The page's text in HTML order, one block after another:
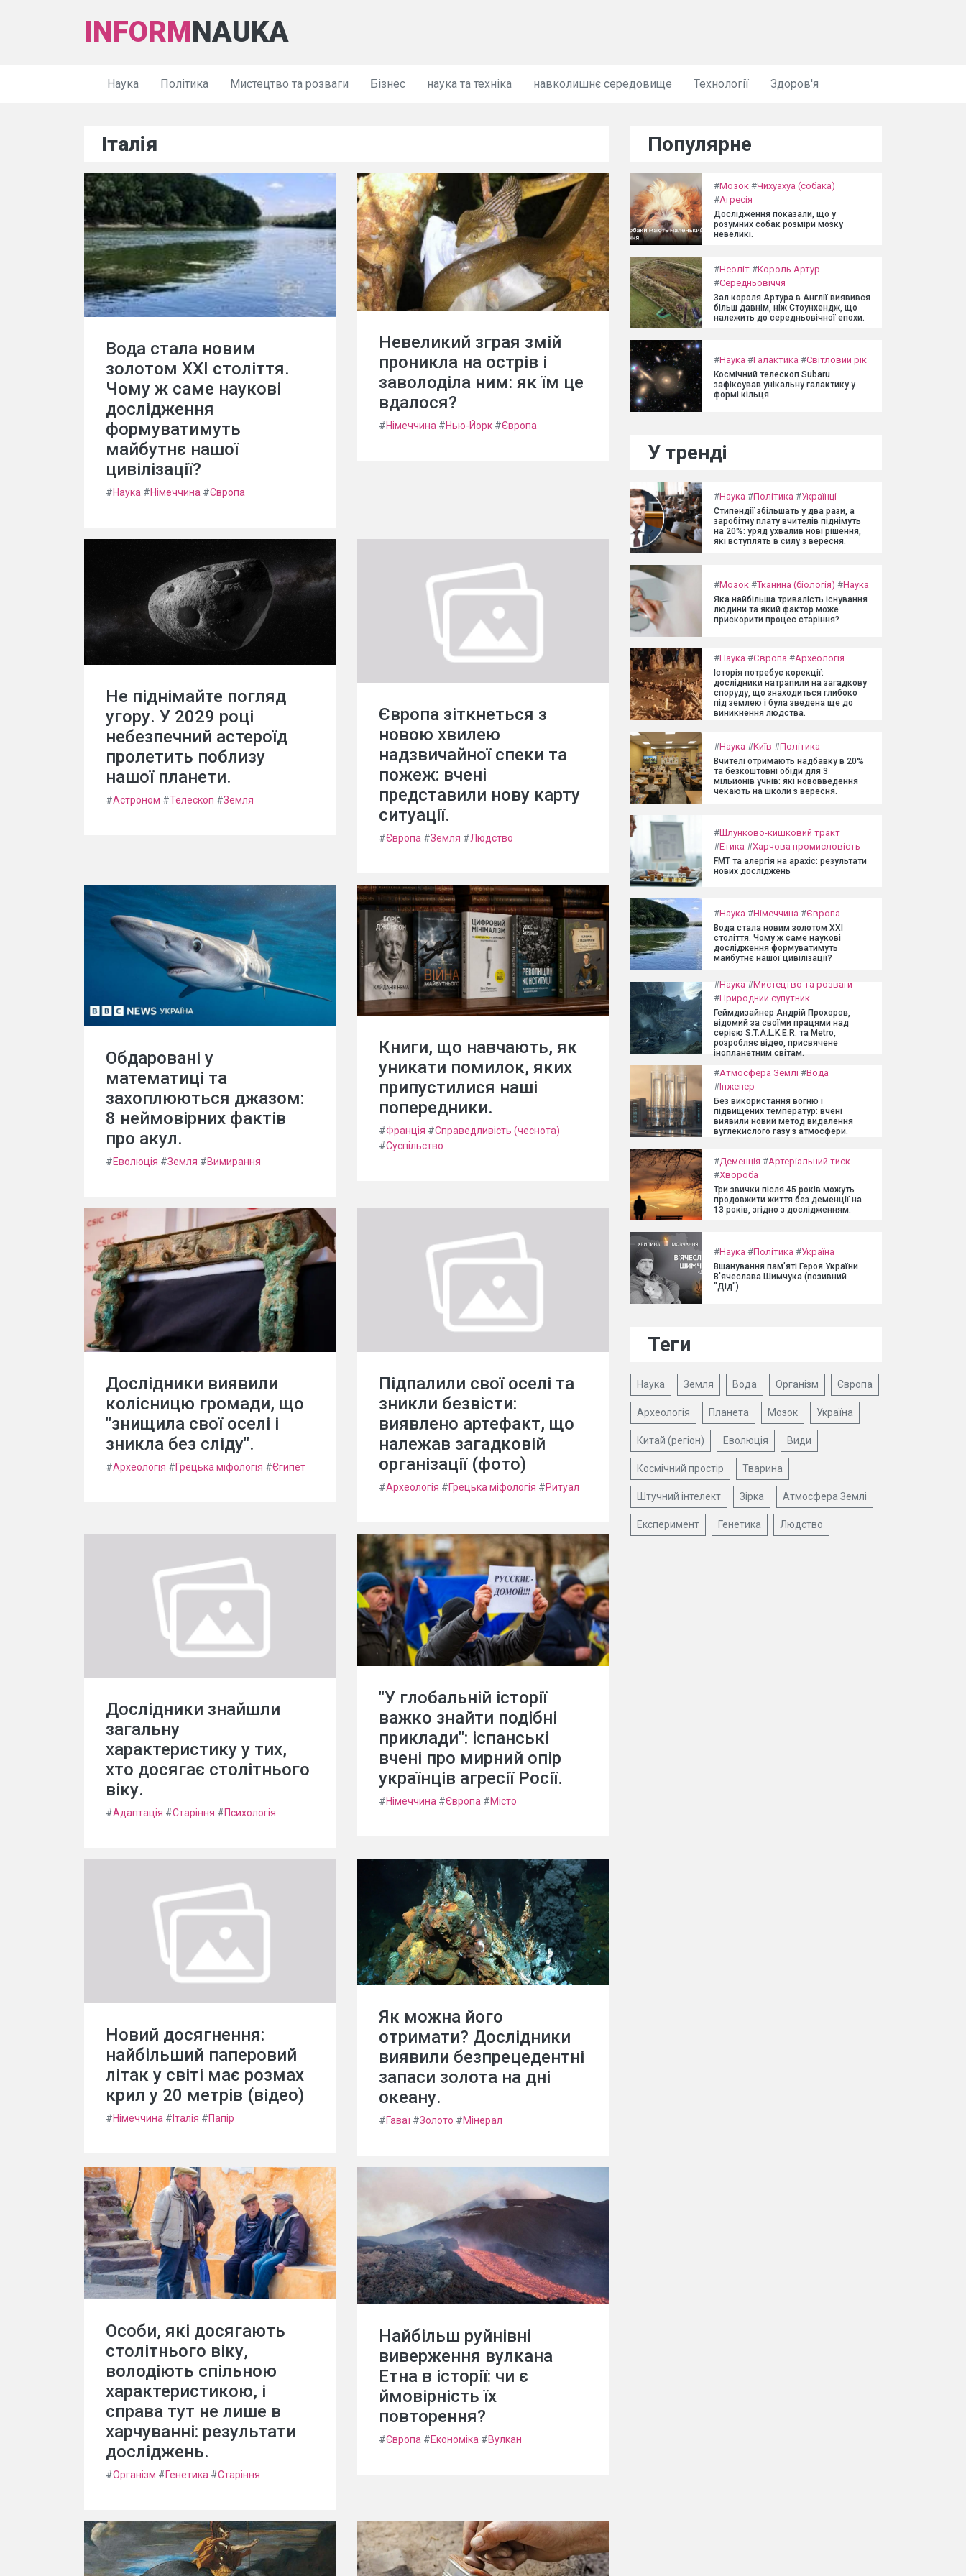
INFORMNAUKA
Наука Політика Мистецтво та розваги Бізнес наука та техніка навколишнє середовище Технології Здоров'я
Італія
Вода стала новим
золотом XXI століття.
Чому ж саме наукові
дослідження
формуватимуть
майбутнє нашої
цивілізації?
#Наука #Німеччина #Європа
Невеликий зграя змій
проникла на острів і
заволоділа ним: як їм це
вдалося?
#Німеччина #Нью-Йорк #Європа
Не піднімайте погляд
угору. У 2029 році
небезпечний астероїд
пролетить поблизу
нашої планети.
#Астроном #Телескоп #Земля
Європа зіткнеться з
новою хвилею
надзвичайної спеки та
пожеж: вчені
представили нову карту
ситуації.
#Європа #Земля #Людство
Обдаровані у
математиці та
захоплюються джазом:
8 неймовірних фактів
про акул.
#Еволюція #Земля #Вимирання
Книги, що навчають, як
уникати помилок, яких
припустилися наші
попередники.
#Франція #Справедливість (чеснота)
#Суспільство
Дослідники виявили
колісницю громади, що
"знищила свої оселі і
зникла без сліду".
#Археологія #Грецька міфологія #Єгипет
Підпалили свої оселі та
зникли безвісти:
виявлено артефакт, що
належав загадковій
організації (фото)
#Археологія #Грецька міфологія #Ритуал
Дослідники знайшли
загальну
характеристику у тих,
хто досягає столітнього
віку.
#Адаптація #Старіння #Психологія
"У глобальній історії
важко знайти подібні
приклади": іспанські
вчені про мирний опір
українців агресії Росії.
#Німеччина #Європа #Місто
Новий досягнення:
найбільший паперовий
літак у світі має розмах
крил у 20 метрів (відео)
#Німеччина # Італія #Папір
Як можна його
отримати? Дослідники
виявили безпрецедентні
запаси золота на дні
океану.
#Гаваї #Золото #Мінерал
Особи, які досягають
столітнього віку,
володіють спільною
характеристикою, і
справа тут не лише в
харчуванні: результати
досліджень.
#Організм #Генетика #Старіння
Найбільш руйнівні
виверження вулкана
Етна в історії: чи є
ймовірність їх
повторення?
#Європа #Економіка #Вулкан
Популярне
#Мозок #Чихуахуа (собака)
#Агресія
Дослідження показали, що у
розумних собак розміри мозку
невеликі.
#Неоліт #Король Артур
#Середньовіччя
Зал короля Артура в Англії виявився
більш давнім, ніж Стоунхендж, що
належить до середньовічної епохи.
#Наука #Галактика #Світловий рік
Космічний телескоп Subaru
зафіксував унікальну галактику у
формі кільця.
У тренді
#Наука #Політика #Українці
Стипендії збільшать у два рази, а
заробітну плату вчителів піднімуть
на 20%: уряд ухвалив нові рішення,
які вступлять в силу з вересня.
#Мозок #Тканина (біологія) #Наука
Яка найбільша тривалість існування
людини та який фактор може
прискорити процес старіння?
#Наука #Європа #Археологія
Історія потребує корекції:
дослідники натрапили на загадкову
споруду, що знаходиться глибоко
під землею і була зведена ще до
виникнення людства.
#Наука #Київ #Політика
Вчителі отримають надбавку в 20%
та безкоштовні обіди для 3
мільйонів учнів: які нововведення
чекають на школи з вересня.
#Шлунково-кишковий тракт
#Етика #Харчова промисловість
FMT та алергія на арахіс: результати
нових досліджень
#Наука #Німеччина #Європа
Вода стала новим золотом XXI
століття. Чому ж саме наукові
дослідження формуватимуть
майбутнє нашої цивілізації?
#Наука #Мистецтво та розваги
#Природний супутник
Геймдизайнер Андрій Прохоров,
відомий за своїми працями над
серією S.T.A.L.K.E.R. та Metro,
розробляє відео, присвячене
інопланетним світам.
#Атмосфера Землі #Вода
#Інженер
Без використання вогню і
підвищених температур: вчені
виявили новий метод видалення
вуглекислого газу з атмосфери.
#Деменція #Артеріальний тиск
#Хвороба
Три звички після 45 років можуть
продовжити життя без деменції на
13 років, згідно з дослідженням.
#Наука #Політика #Україна
Вшанування пам’яті Героя України
В'ячеслава Шимчука (позивний
"Дід")
Теги
Наука Земля Вода Організм Європа
Археологія Планета Мозок Україна
Китай (регіон) Еволюція Види
Космічний простір Тварина
Штучний інтелект Зірка Атмосфера Землі
Експеримент Генетика Людство